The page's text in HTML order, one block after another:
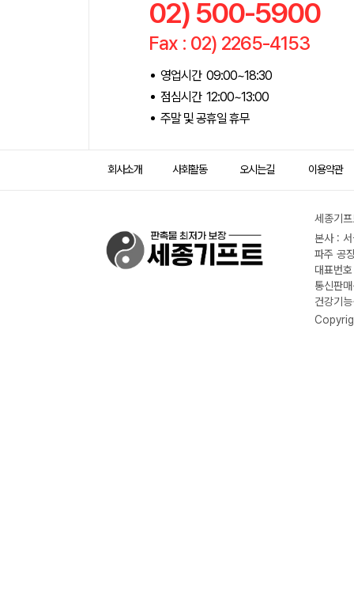
02) 500-5900
Fax : 02) 2265-4153
영업시간 09:00~18:30
점심시간 12:00~13:00
주말 및 공휴일 휴무
회사소개 사회활동 오시는길 이용약관
세종기
본사 :
파주 공
대표번
통신판
건강기